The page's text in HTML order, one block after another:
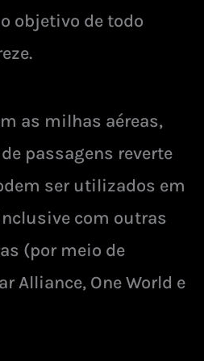
objetivo de todo
as milhas aéreas,
passagens reverte
ser utilizados em
com outras
(por meio de
Alliance, One World e